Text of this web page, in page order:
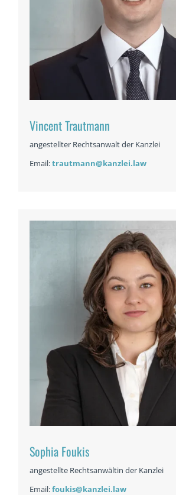
Vincent Trautmann
angestellter Rechtsanwalt der Kanzlei
Email:trautmann@kanzlei.law
Sophia Foukis
angestellte Rechtsanwältin der Kanzlei
Email:foukis@kanzlei.law